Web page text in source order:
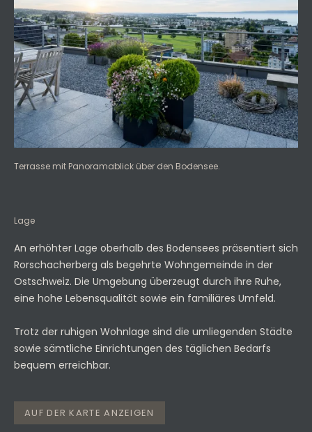
Terrasse mit Panoramablick über den Bodensee.
Lage
An erhöhter Lage oberhalb des Bodensees präsentiert sich
Rorschacherberg als begehrte Wohngemeinde in der
Ostschweiz. Die Umgebung überzeugt durch ihre Ruhe,
eine hohe Lebensqualität sowie ein familiäres Umfeld.
Trotz der ruhigen Wohnlage sind die umliegenden Städte
sowie sämtliche Einrichtungen des täglichen Bedarfs
bequem erreichbar.
AUF DER KARTE ANZEIGEN